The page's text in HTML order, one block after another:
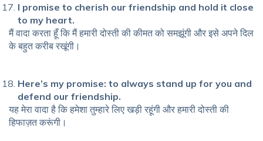
I promise to cherish our friendship and hold it close
to my heart.
मैं वादा करता हूँ कि मैं हमारी दोस्ती की कीमत को समझूंगी और इसे अपने दिल
के बहुत करीब रखूंगी।
Here’s my promise: to always stand up for you and
defend our friendship.
यह मेरा वादा है कि हमेशा तुम्हारे लिए खड़ी रहूंगी और हमारी दोस्ती की
हिफाज़त करूंगी।